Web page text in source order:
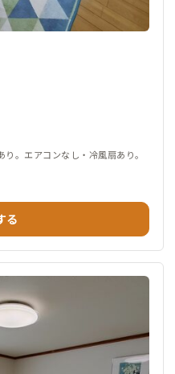
り。エアコンなし・冷風扇あり。
る